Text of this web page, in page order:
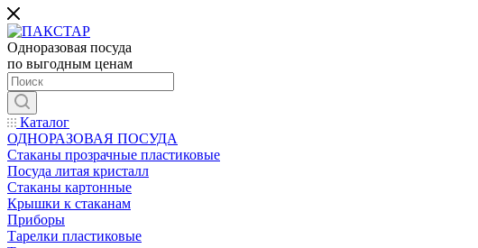
Одноразовая посуда
по выгодным ценам
Каталог
ОДНОРАЗОВАЯ ПОСУДА
Стаканы прозрачные пластиковые
Посуда литая кристалл
Стаканы картонные
Крышки к стаканам
Приборы
Тарелки пластиковые